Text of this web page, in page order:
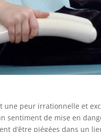
peur irrationnelle et
sentiment de mise en
d’être piégées dans un